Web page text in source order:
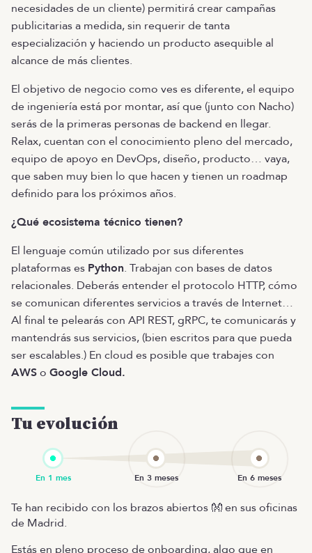
necesidades de un cliente) permitirá crear campañas
publicitarias a medida, sin requerir de tanta
especialización y haciendo un producto asequible al
alcance de más clientes.
El objetivo de negocio como ves es diferente, el equipo
de ingeniería está por montar, así que (junto con Nacho)
serás de la primeras personas de backend en llegar.
Relax, cuentan con el conocimiento pleno del mercado,
equipo de apoyo en DevOps, diseño, producto… vaya,
que saben muy bien lo que hacen y tienen un roadmap
definido para los próximos años.
¿Qué ecosistema técnico tienen?
El lenguaje común utilizado por sus diferentes
plataformas es Python. Trabajan con bases de datos
relacionales. Deberás entender el protocolo HTTP, cómo
se comunican diferentes servicios a través de Internet…
Al final te pelearás con API REST, gRPC, te comunicarás y
mantendrás sus servicios, (bien escritos para que pueda
ser escalables.) En cloud es posible que trabajes con
AWSo Google Cloud.
Tu evolución
Te han recibido con los brazos abiertos 👐 en sus oficinas
de Madrid.
Estás en pleno proceso de onboarding, algo que en